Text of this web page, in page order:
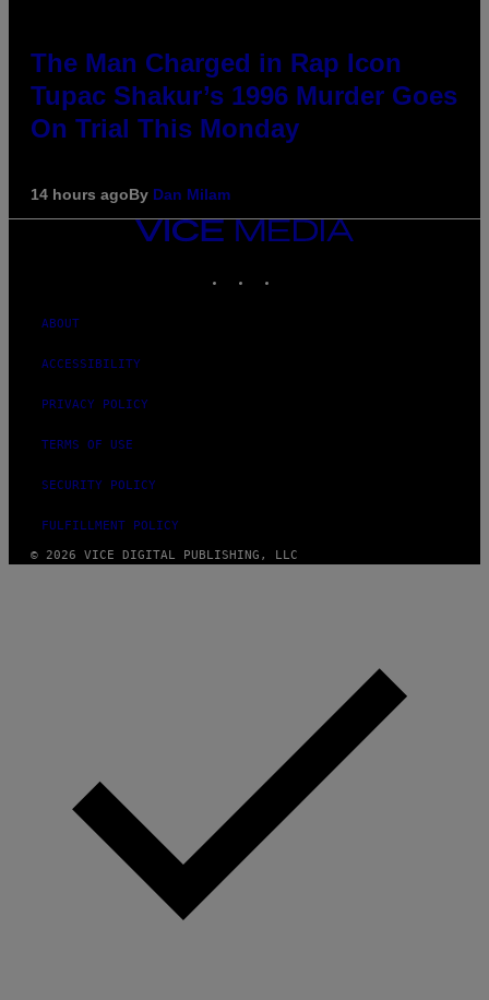
The Man Charged in Rap Icon
Tupac Shakur’s 1996 Murder Goes
On Trial This Monday
14 hours agoBy Dan Milam
VICE
ABOUT
ACCESSIBILITY
PRIVACY POLICY
TERMS OF USE
SECURITY POLICY
FULFILLMENT POLICY
© 2026 VICE DIGITAL PUBLISHING, LLC